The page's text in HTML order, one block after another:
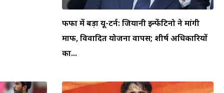
फीफा में बड़ा यू-टर्न: जियानी इन्फेंटिनो ने मांगी
माफी, विवादित योजना वापस; शीर्ष अधिकारियों
का...